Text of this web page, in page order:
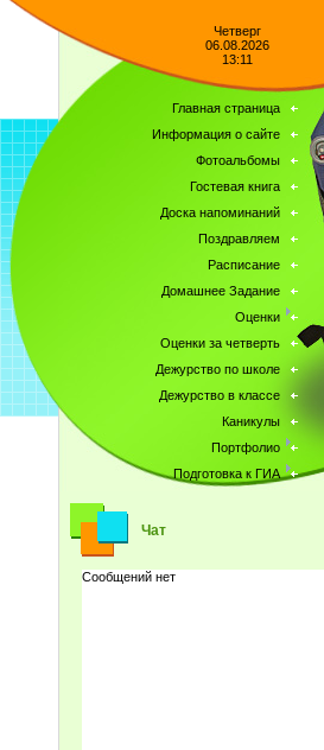
Четверг
06.08.2026
13:11
Главная страница
Информация о сайте
Фотоальбомы
Гостевая книга
Доска напоминаний
Поздравляем
Расписание
Домашнее Задание
Оценки
Оценки за четверть
Дежурство по школе
Дежурство в классе
Каникулы
Портфолио
Подготовка к ГИА
Чат